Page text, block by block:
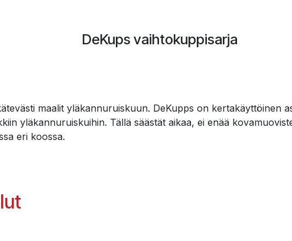
DeKups vaihtokuppisarja
maalit yläkannuruiskuun. DeKupps on kertakäyttöinen
yläkannuruiskuihin. Tällä säästät aikaa, ei enää
eri koossa.